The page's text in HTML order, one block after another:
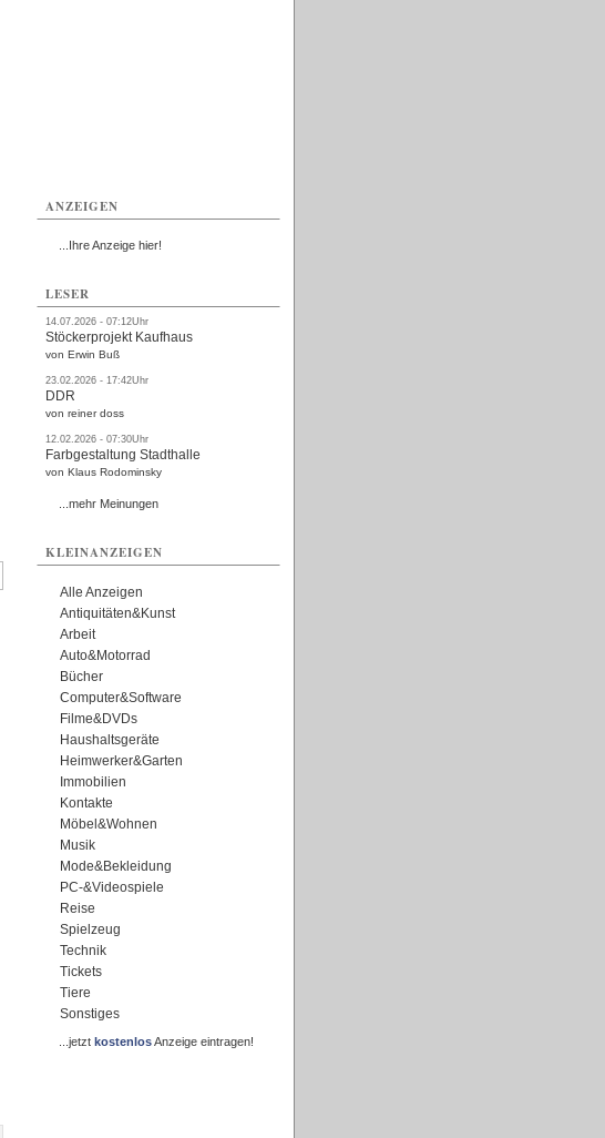
ANZEIGEN
...Ihre Anzeige hier!
LESER
14.07.2026 - 07:12Uhr
Stöckerprojekt Kaufhaus
von Erwin Buß
23.02.2026 - 17:42Uhr
DDR
von reiner doss
12.02.2026 - 07:30Uhr
Farbgestaltung Stadthalle
von Klaus Rodominsky
...mehr Meinungen
KLEINANZEIGEN
Alle Anzeigen
Antiquitäten&Kunst
Arbeit
Auto&Motorrad
Bücher
Computer&Software
Filme&DVDs
Haushaltsgeräte
Heimwerker&Garten
Immobilien
Kontakte
Möbel&Wohnen
Musik
Mode&Bekleidung
PC-&Videospiele
Reise
Spielzeug
Technik
Tickets
Tiere
Sonstiges
...jetzt kostenlosAnzeige eintragen!